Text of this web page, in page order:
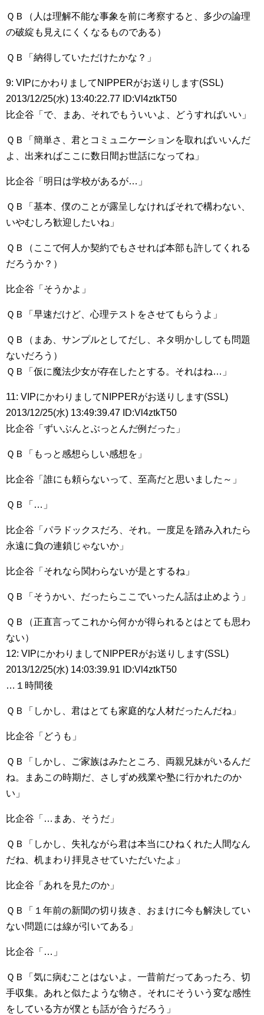
ＱＢ（人は理解不能な事象を前に考察すると、多少の論理
の破綻も見えにくくなるものである）
ＱＢ「納得していただけたかな？」
9: VIPにかわりましてNIPPERがお送りします(SSL)
2013/12/25(水) 13:40:22.77 ID:Vl4ztkT50
比企谷「で、まあ、それでもういいよ、どうすればいい」
ＱＢ「簡単さ、君とコミュニケーションを取ればいいんだ
よ、出来ればここに数日間お世話になってね」
比企谷「明日は学校があるが…」
ＱＢ「基本、僕のことが露呈しなければそれで構わない、
いやむしろ歓迎したいね」
ＱＢ（ここで何人か契約でもさせれば本部も許してくれる
だろうか？）
比企谷「そうかよ」
ＱＢ「早速だけど、心理テストをさせてもらうよ」
ＱＢ（まあ、サンプルとしてだし、ネタ明かししても問題
ないだろう）
ＱＢ「仮に魔法少女が存在したとする。それはね…」
11: VIPにかわりましてNIPPERがお送りします(SSL)
2013/12/25(水) 13:49:39.47 ID:Vl4ztkT50
比企谷「ずいぶんとぶっとんだ例だった」
ＱＢ「もっと感想らしい感想を」
比企谷「誰にも頼らないって、至高だと思いました～」
ＱＢ「…」
比企谷「パラドックスだろ、それ。一度足を踏み入れたら
永遠に負の連鎖じゃないか」
比企谷「それなら関わらないが是とするね」
ＱＢ「そうかい、だったらここでいったん話は止めよう」
ＱＢ（正直言ってこれから何かが得られるとはとても思わ
ない）
12: VIPにかわりましてNIPPERがお送りします(SSL)
2013/12/25(水) 14:03:39.91 ID:Vl4ztkT50
…１時間後
ＱＢ「しかし、君はとても家庭的な人材だったんだね」
比企谷「どうも」
ＱＢ「しかし、ご家族はみたところ、両親兄妹がいるんだ
ね。まあこの時期だ、さしずめ残業や塾に行かれたのか
い」
比企谷「…まあ、そうだ」
ＱＢ「しかし、失礼ながら君は本当にひねくれた人間なん
だね、机まわり拝見させていただいたよ」
比企谷「あれを見たのか」
ＱＢ「１年前の新聞の切り抜き、おまけに今も解決してい
ない問題には線が引いてある」
比企谷「…」
ＱＢ「気に病むことはないよ。一昔前だってあったろ、切
手収集。あれと似たような物さ。それにそういう変な感性
をしている方が僕とも話が合うだろう」